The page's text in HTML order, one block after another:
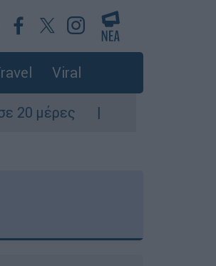
Viral
Τρομακτική σύγκρουση τραμ